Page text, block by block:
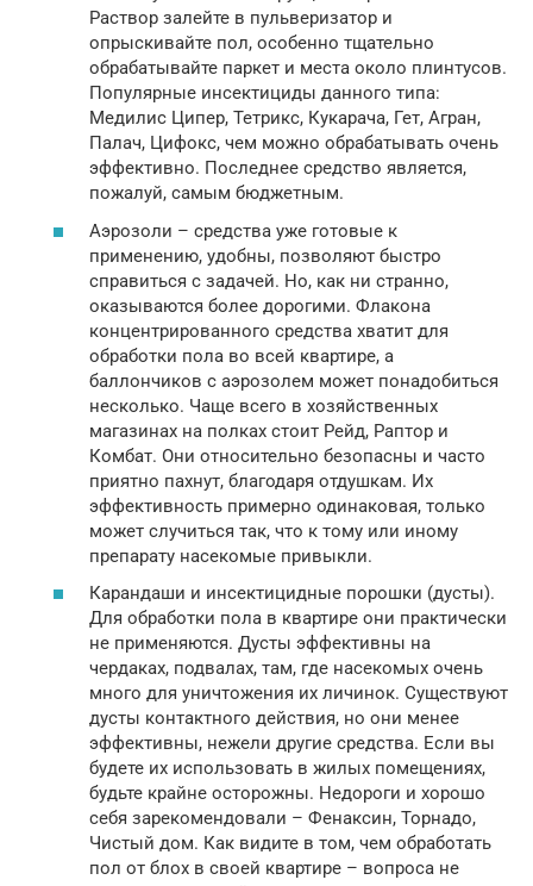
Раствор залейте в пульверизатор и
опрыскивайте пол, особенно тщательно
обрабатывайте паркет и места около плинтусов.
Популярные инсектициды данного типа:
Медилис Ципер, Тетрикс, Кукарача, Гет, Агран,
Палач, Цифокс, чем можно обрабатывать очень
эффективно. Последнее средство является,
пожалуй, самым бюджетным.
Аэрозоли – средства уже готовые к
применению, удобны, позволяют быстро
справиться с задачей. Но, как ни странно,
оказываются более дорогими. Флакона
концентрированного средства хватит для
обработки пола во всей квартире, а
баллончиков с аэрозолем может понадобиться
несколько. Чаще всего в хозяйственных
магазинах на полках стоит Рейд, Раптор и
Комбат. Они относительно безопасны и часто
приятно пахнут, благодаря отдушкам. Их
эффективность примерно одинаковая, только
может случиться так, что к тому или иному
препарату насекомые привыкли.
Карандаши и инсектицидные порошки (дусты).
Для обработки пола в квартире они практически
не применяются. Дусты эффективны на
чердаках, подвалах, там, где насекомых очень
много для уничтожения их личинок. Существуют
дусты контактного действия, но они менее
эффективны, нежели другие средства. Если вы
будете их использовать в жилых помещениях,
будьте крайне осторожны. Недороги и хорошо
себя зарекомендовали – Фенаксин, Торнадо,
Чистый дом. Как видите в том, чем обработать
пол от блох в своей квартире – вопроса не